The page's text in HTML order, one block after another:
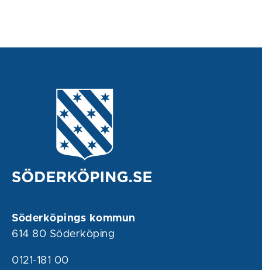
Söderköpings kommun
614 80 Söderköping
0121-181 00